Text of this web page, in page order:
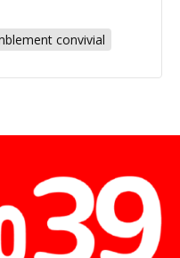
convivial